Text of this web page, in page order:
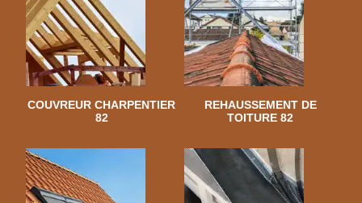
COUVREUR CHARPENTIER
82
REHAUSSEMENT DE
TOITURE 82